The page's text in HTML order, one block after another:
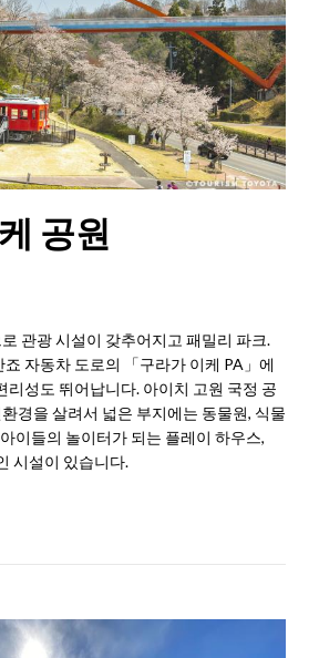
공원
관광 시설이 갖추어지고 패밀리 파크.
자동차 도로의 「구라가 이케 PA」에
리성도 뛰어납니다. 아이치 고원 국정 공
경을 살려서 넓은 부지에는 동물원, 식물
이들의 놀이터가 되는 플레이 하우스,
시설이 있습니다.